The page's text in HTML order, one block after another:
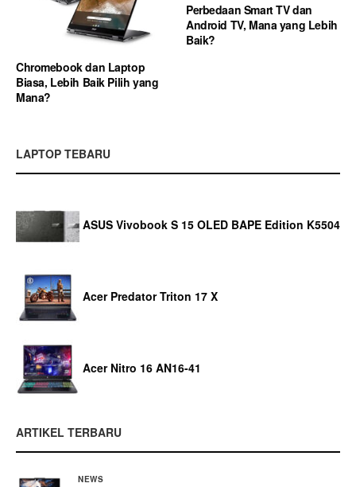
Chromebook dan Laptop
Biasa, Lebih Baik Pilih yang
Mana?
Perbedaan Smart TV dan
Android TV, Mana yang Lebih
Baik?
LAPTOP TEBARU
ASUS Vivobook S 15 OLED BAPE Edition K5504
Acer Predator Triton 17 X
Acer Nitro 16 AN16-41
ARTIKEL TERBARU
NEWS